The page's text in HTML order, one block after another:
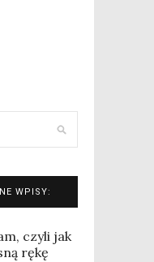
WPISY:
czyli jak
rękę